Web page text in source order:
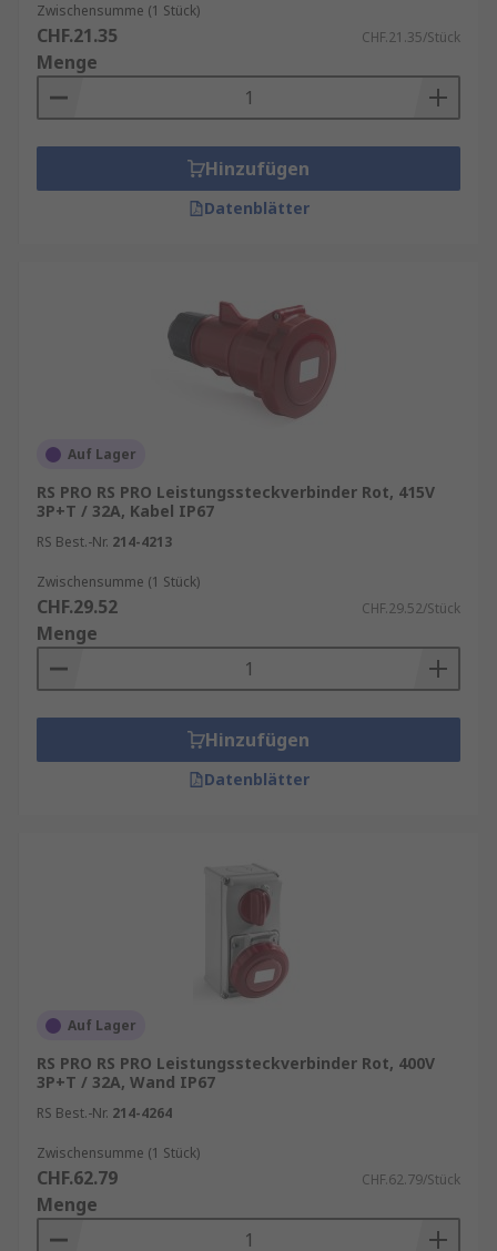
Zwischensumme (1 Stück)
CHF.21.35 CHF.21.35/Stück
Menge
Hinzufügen
Datenblätter
Auf Lager
RS PRO RS PRO Leistungssteckverbinder Rot, 415V
3P+T / 32A, Kabel IP67
RS Best.-Nr. 214-4213
Zwischensumme (1 Stück)
CHF.29.52 CHF.29.52/Stück
Menge
Hinzufügen
Datenblätter
Auf Lager
RS PRO RS PRO Leistungssteckverbinder Rot, 400V
3P+T / 32A, Wand IP67
RS Best.-Nr. 214-4264
Zwischensumme (1 Stück)
CHF.62.79 CHF.62.79/Stück
Menge